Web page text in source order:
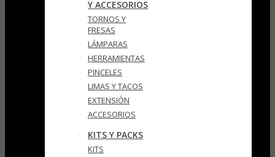
Y ACCESORIOS
TORNOS Y
FRESAS
LÁMPARAS
HERRAMIENTAS
PINCELES
LIMAS Y TACOS
EXTENSIÓN
ACCESORIOS
KITS Y PACKS
KITS